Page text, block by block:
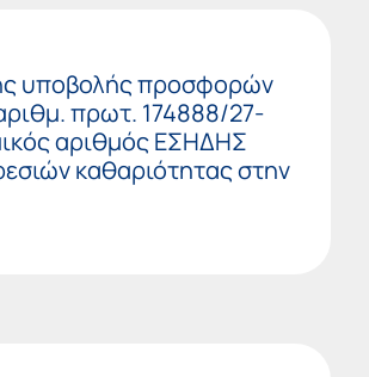
υποβολής προσφορών
πρωτ. 174888/27-
αριθμός ΕΣΗΔΗΣ
καθαριότητας στην